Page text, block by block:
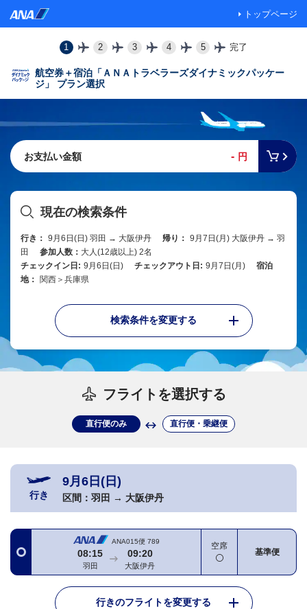
トップページ
1 2 3 4 5 完了
航空券＋宿泊「ＡＮＡトラベラーズダイナミックパッケー
ジ」 プラン選択
お支払い金額 - 円
現在の検索条件
行き： 9月6日(日) 羽田 → 大阪伊丹 帰り： 9月7日(月) 大阪伊丹 → 羽
田
参加人数： 大人(12歳以上) 2名
チェックイン日: 9月6日(日) チェックアウト日: 9月7日(月)
宿泊
地：
関西＞兵庫県
検索条件を変更する
フライトを選択する
直行便のみ 直行便・乗継便
行き
9月6日(日)
区間： 羽田 → 大阪伊丹
ANA015便 789
08:15
羽田
09:20
大阪伊丹
空席
基準便
行きのフライトを変更する